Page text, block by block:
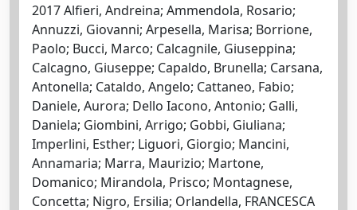
2017 Alfieri, Andreina; Ammendola, Rosario;
Annuzzi, Giovanni; Arpesella, Marisa; Borrione,
Paolo; Bucci, Marco; Calcagnile, Giuseppina;
Calcagno, Giuseppe; Capaldo, Brunella; Carsana,
Antonella; Cataldo, Angelo; Cattaneo, Fabio;
Daniele, Aurora; Dello Iacono, Antonio; Galli,
Daniela; Giombini, Arrigo; Gobbi, Giuliana;
Imperlini, Esther; Liguori, Giorgio; Mancini,
Annamaria; Marra, Maurizio; Martone,
Domanico; Mirandola, Prisco; Montagnese,
Concetta; Nigro, Ersilia; Orlandella, FRANCESCA